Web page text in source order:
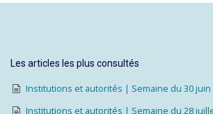
Les articles les plus consultés
Institutions et autorités | Semaine du 30 juin
Institutions et autorités | Semaine du 28